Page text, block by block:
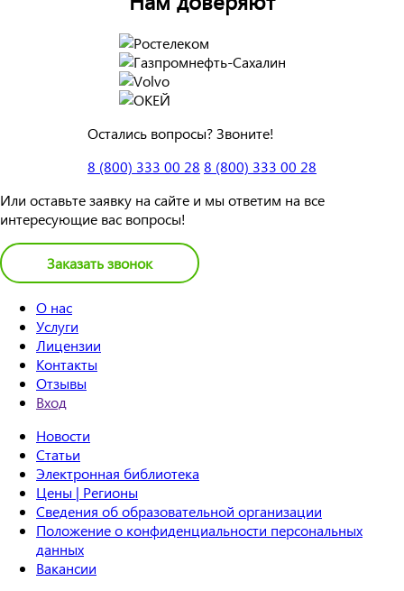
Остались вопросы? Звоните!
8 (800) 333 00 28 8 (800) 333 00 28
Или оставьте заявку на сайте и мы ответим на все
интересующие вас вопросы!
Заказать звонок
О нас
Услуги
Лицензии
Контакты
Отзывы
Вход
Новости
Статьи
Электронная библиотека
Цены | Регионы
Сведения об образовательной организации
Положение о конфиденциальности персональных
данных
Вакансии